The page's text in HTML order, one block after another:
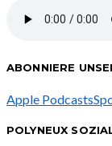
ABONNIERE
Apple Podcasts
POLYNEUX